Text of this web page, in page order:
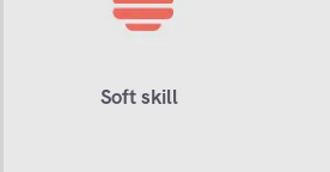
Soft skill